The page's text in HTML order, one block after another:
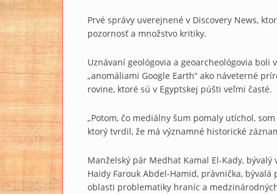
Prvé správy uverejnené v Discovery News,
pozornosť a množstvo kritiky.
Uznávaní geológovia a geoarcheológovia
„anomáliami Google Earth“ ako náveterné
rovine, ktoré sú v Egyptskej púšti veľmi časté.
„Potom, čo mediálny šum pomaly utíchol,
ktorý tvrdil, že má významné historické
Manželský pár Medhat Kamal El-Kady,
Haidy Farouk Abdel-Hamid, právnička,
oblasti problematiky hraníc a